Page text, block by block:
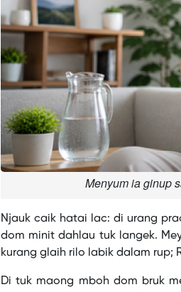
Menyum ia ginup
Njauk caik hatai lac: di urang
dom minit dahlau tuk langek.
kurang glaih rilo labik dalam rup;
Di tuk maong mboh dom bruk